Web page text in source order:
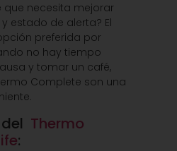
que necesita mejorar
estado de alerta? El
preferida por
no hay tiempo
y tomar un café,
Complete son una
Thermo
: